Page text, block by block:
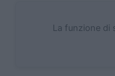
La funzione di